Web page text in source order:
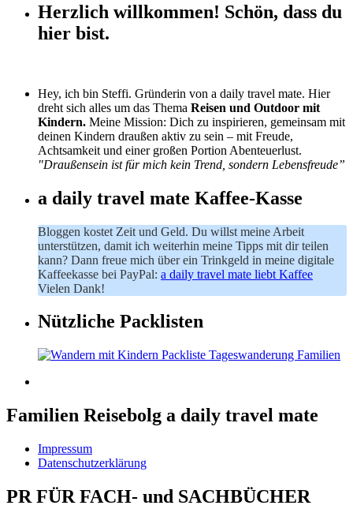
Herzlich willkommen! Schön, dass du
hier bist.
Hey, ich bin Steffi. Gründerin von a daily travel mate. Hier
dreht sich alles um das Thema Reisen und Outdoor mit
Kindern. Meine Mission: Dich zu inspirieren, gemeinsam mit
deinen Kindern draußen aktiv zu sein – mit Freude,
Achtsamkeit und einer großen Portion Abenteuerlust.
"Draußensein ist für mich kein Trend, sondern Lebensfreude”
a daily travel mate Kaffee-Kasse
Bloggen kostet Zeit und Geld. Du willst meine Arbeit
unterstützen, damit ich weiterhin meine Tipps mit dir teilen
kann? Dann freue mich über ein Trinkgeld in meine digitale
Kaffeekasse bei PayPal: a daily travel mate liebt Kaffee
Vielen Dank!
Nützliche Packlisten
Familien Reisebolg a daily travel mate
Impressum
Datenschutzerklärung
PR FÜR FACH- und SACHBÜCHER